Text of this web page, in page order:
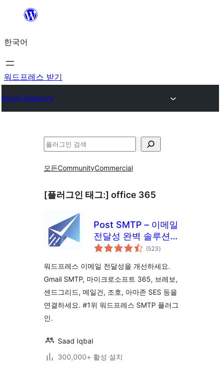
츠
로
바
가
한국어
워드프레스 받기
Plugin Directory
검
모든CommunityCommercial
[플러그인 태그:] office 365
Post SMTP – 이메일
전달성 완벽 솔루션
및 SMTP(이메일 로
및 모바일 앱 포함)
(523전
체
점
)
워드프레스 이메일 전달성을 개선하세요.
Gmail SMTP, 마이크로소프트 365, 브레보,
센드그리드, 메일건, 조호, 아마존 SES 등을
연결하세요. #1위 워드프레스 SMTP 플러그
인.
Saad Iqbal
300,000+ 활성 설치